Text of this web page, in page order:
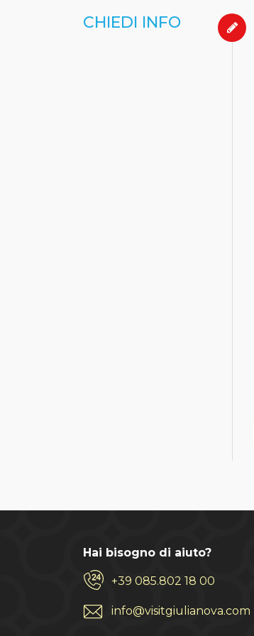
CHIEDI INFO
Hai bisogno di aiuto?
+39 085.802 18 00
info@visitgiulianova.com